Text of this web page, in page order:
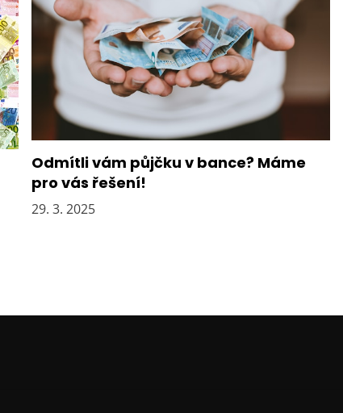
Odmítli vám půjčku v bance? Máme
pro vás řešení!
29. 3. 2025